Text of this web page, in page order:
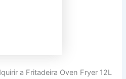
a Fritadeira Oven Fryer 12L